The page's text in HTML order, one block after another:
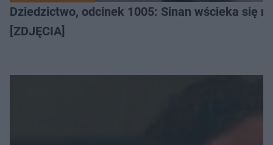
Dziedzictwo, odcinek 1005: Sinan wścieka się
[ZDJĘCIA]